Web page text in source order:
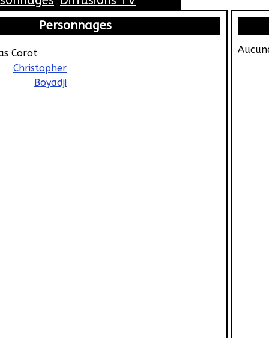
Personnages
Corot
Christopher
Boyadji